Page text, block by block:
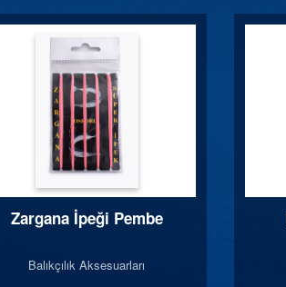
Zargana İpeği Pembe
Balıkçılık Aksesuarları